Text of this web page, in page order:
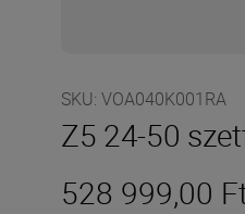
SKU: VOA040K001RA
Z5 24-50
528 999,00